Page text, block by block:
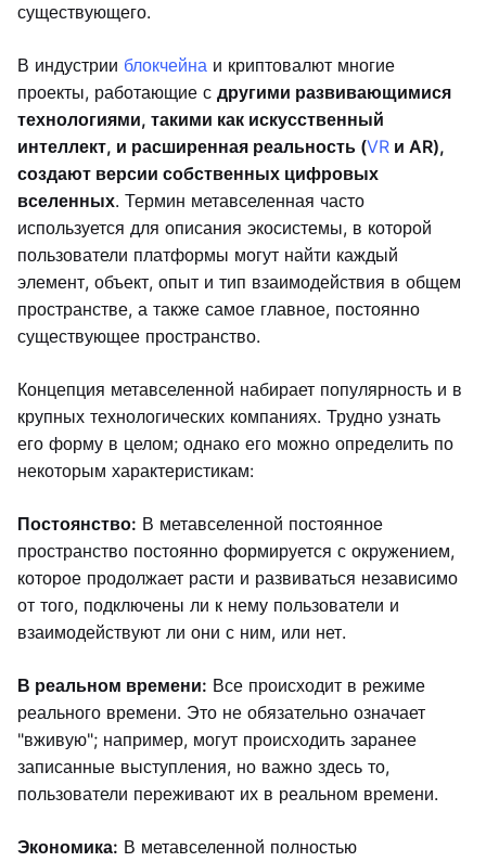
существующего.
В индустрии блокчейна и криптовалют многие
проекты, работающие с другими развивающимися
технологиями, такими как искусственный
интеллект, и расширенная реальность (VR и AR),
создают версии собственных цифровых
вселенных. Термин метавселенная часто
используется для описания экосистемы, в которой
пользователи платформы могут найти каждый
элемент, объект, опыт и тип взаимодействия в общем
пространстве, а также самое главное, постоянно
существующее пространство.
Концепция метавселенной набирает популярность и в
крупных технологических компаниях. Трудно узнать
его форму в целом; однако его можно определить по
некоторым характеристикам:
Постоянство: В метавселенной постоянное
пространство постоянно формируется с окружением,
которое продолжает расти и развиваться независимо
от того, подключены ли к нему пользователи и
взаимодействуют ли они с ним, или нет.
В реальном времени: Все происходит в режиме
реального времени. Это не обязательно означает
"вживую"; например, могут происходить заранее
записанные выступления, но важно здесь то,
пользователи переживают их в реальном времени.
Экономика: В метавселенной полностью